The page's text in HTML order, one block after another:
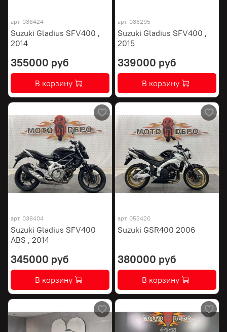
арт. 038424
Suzuki Gladius SFV400 ,
2014
355000 руб
В корзину
арт. 038295
Suzuki Gladius SFV400 ,
2015
339000 руб
В корзину
арт. 038404
Suzuki Gladius SFV400
ABS , 2014
345000 руб
В корзину
арт. 053420
Suzuki GSR400 2006
380000 руб
В корзину